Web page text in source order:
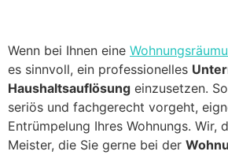
Wenn bei Ihnen eine
es sinnvoll, ein professionelles
Haushaltsauflösung einzusetzen.
seriös und fachgerecht vorgeht,
Entrümpelung Ihres Wohnungs. Wir,
Meister, die Sie gerne bei der